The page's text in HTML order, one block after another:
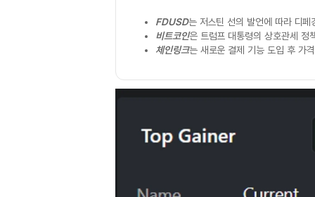
FDUSD는 저스틴 선의 발언에 따라 디페
비트코인은 트럼프 대통령의 상호관세 정
체인링크는 새로운 결제 기능 도입 후 가